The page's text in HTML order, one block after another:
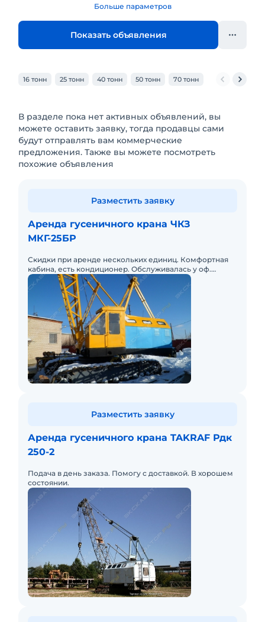
Больше параметров
Показать объявления
16 тонн 25 тонн 40 тонн 50 тонн 70 тонн 80 тонн
В разделе пока нет активных объявлений, вы
можете оставить заявку, тогда продавцы сами
будут отправлять вам коммерческие
предложения. Также вы можете посмотреть
похожие объявления
Аренда гусеничного крана ЧКЗ
МКГ-25БР
Скидки при аренде нескольких единиц. Комфортная
кабина, есть кондиционер. Обслуживалась у оф.
дилера.
Разместить заявку
Аренда гусеничного крана TAKRAF Рдк
250-2
Подача в день заказа. Помогу с доставкой. В хорошем
состоянии.
Разместить заявку